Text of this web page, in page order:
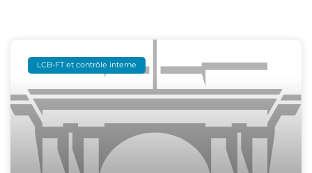
LCB-FT et contrôle interne